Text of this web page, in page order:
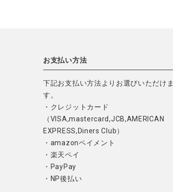
お支払い方法
下記お支払い方法よりお選びいただけま
す。
・クレジットカード
（VISA,mastercard,JCB,AMERICAN
EXPRESS,Diners Club）
・amazonペイメント
・楽天ペイ
・PayPay
・NP後払い